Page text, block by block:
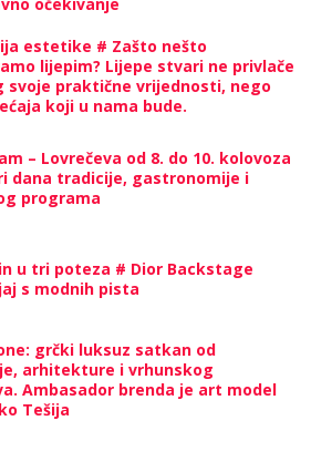
estetike # Zašto nešto
lijepim? Lijepe stvari ne privlače
svoje praktične vrijednosti, nego
koji u nama bude.
– Lovrečeva od 8. do 10. kolovoza
dana tradicije, gastronomije i
programa
u tri poteza # Dior Backstage
s modnih pista
grčki luksuz satkan od
arhitekture i vrhunskog
Ambasador brenda je art model
Tešija